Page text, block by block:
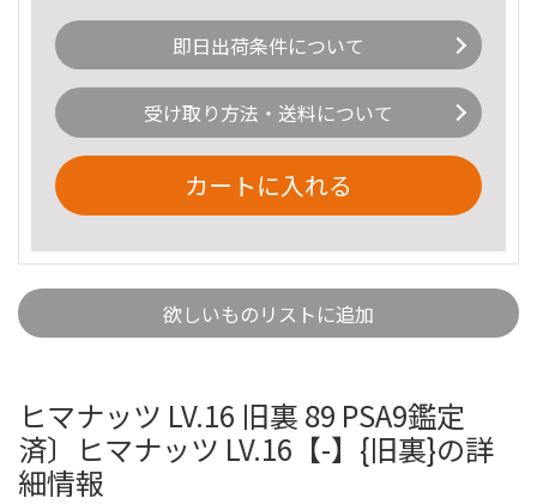
即日出荷条件について
受け取り方法・送料について
カートに入れる
欲しいものリストに追加
ヒマナッツ LV.16 旧裏 89 PSA9鑑定
済〕ヒマナッツ LV.16【-】{旧裏}の詳
細情報